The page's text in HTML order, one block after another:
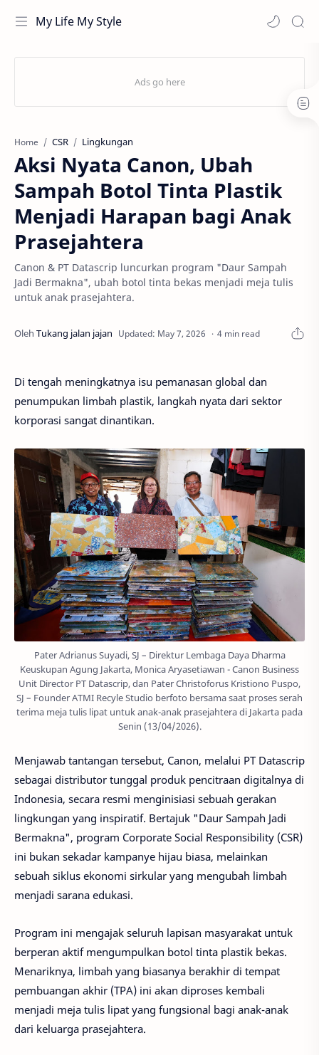
My Life My Style
Home CSR Lingkungan
Aksi Nyata Canon, Ubah
Sampah Botol Tinta Plastik
Menjadi Harapan bagi Anak
Prasejahtera
Canon & PT Datascrip luncurkan program "Daur Sampah
Jadi Bermakna", ubah botol tinta bekas menjadi meja tulis
untuk anak prasejahtera.
4 min read
Di tengah meningkatnya isu pemanasan global dan
penumpukan limbah plastik, langkah nyata dari sektor
korporasi sangat dinantikan.
Pater Adrianus Suyadi, SJ – Direktur Lembaga Daya Dharma
Keuskupan Agung Jakarta, Monica Aryasetiawan - Canon Business
Unit Director PT Datascrip, dan Pater Christoforus Kristiono Puspo,
SJ – Founder ATMI Recyle Studio berfoto bersama saat proses serah
terima meja tulis lipat untuk anak-anak prasejahtera di Jakarta pada
Senin (13/04/2026).
Menjawab tantangan tersebut, Canon, melalui PT Datascrip
sebagai distributor tunggal produk pencitraan digitalnya di
Indonesia, secara resmi menginisiasi sebuah gerakan
lingkungan yang inspiratif. Bertajuk "Daur Sampah Jadi
Bermakna", program Corporate Social Responsibility (CSR)
ini bukan sekadar kampanye hijau biasa, melainkan
sebuah siklus ekonomi sirkular yang mengubah limbah
menjadi sarana edukasi.
Program ini mengajak seluruh lapisan masyarakat untuk
berperan aktif mengumpulkan botol tinta plastik bekas.
Menariknya, limbah yang biasanya berakhir di tempat
pembuangan akhir (TPA) ini akan diproses kembali
menjadi meja tulis lipat yang fungsional bagi anak-anak
dari keluarga prasejahtera.